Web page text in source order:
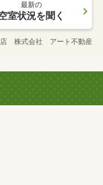
最新の
室状況を聞く
店 株式会社 アート不動産